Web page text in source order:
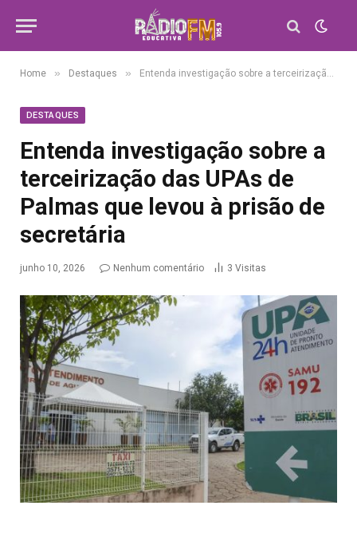
Home » Destaques » Entenda investigação sobre a terceirização das UPAs de Palmas que levou à prisão de secretária
DESTAQUES
Entenda investigação sobre a
terceirização das UPAs de
Palmas que levou à prisão de
secretária
junho 10, 2026 Nenhum comentário 3 Visitas